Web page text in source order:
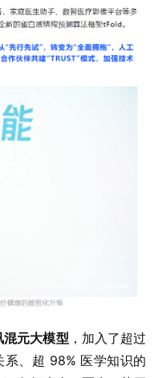
元大模型 ，加入了超过
、超 98% 医学知识的